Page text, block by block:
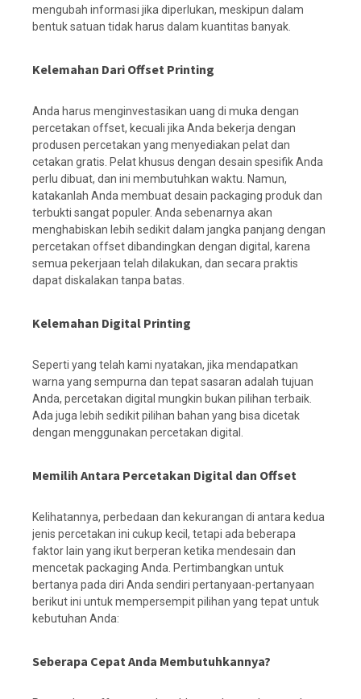
mengubah informasi jika diperlukan, meskipun dalam
bentuk satuan tidak harus dalam kuantitas banyak.
Kelemahan Dari Offset Printing
Anda harus menginvestasikan uang di muka dengan
percetakan offset, kecuali jika Anda bekerja dengan
produsen percetakan yang menyediakan pelat dan
cetakan gratis. Pelat khusus dengan desain spesifik Anda
perlu dibuat, dan ini membutuhkan waktu. Namun,
katakanlah Anda membuat desain packaging produk dan
terbukti sangat populer. Anda sebenarnya akan
menghabiskan lebih sedikit dalam jangka panjang dengan
percetakan offset dibandingkan dengan digital, karena
semua pekerjaan telah dilakukan, dan secara praktis
dapat diskalakan tanpa batas.
Kelemahan Digital Printing
Seperti yang telah kami nyatakan, jika mendapatkan
warna yang sempurna dan tepat sasaran adalah tujuan
Anda, percetakan digital mungkin bukan pilihan terbaik.
Ada juga lebih sedikit pilihan bahan yang bisa dicetak
dengan menggunakan percetakan digital.
Memilih Antara Percetakan Digital dan Offset
Kelihatannya, perbedaan dan kekurangan di antara kedua
jenis percetakan ini cukup kecil, tetapi ada beberapa
faktor lain yang ikut berperan ketika mendesain dan
mencetak packaging Anda. Pertimbangkan untuk
bertanya pada diri Anda sendiri pertanyaan-pertanyaan
berikut ini untuk mempersempit pilihan yang tepat untuk
kebutuhan Anda:
Seberapa Cepat Anda Membutuhkannya?